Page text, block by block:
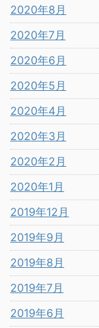
2020年8月
2020年7月
2020年6月
2020年5月
2020年4月
2020年3月
2020年2月
2020年1月
2019年12月
2019年9月
2019年8月
2019年7月
2019年6月